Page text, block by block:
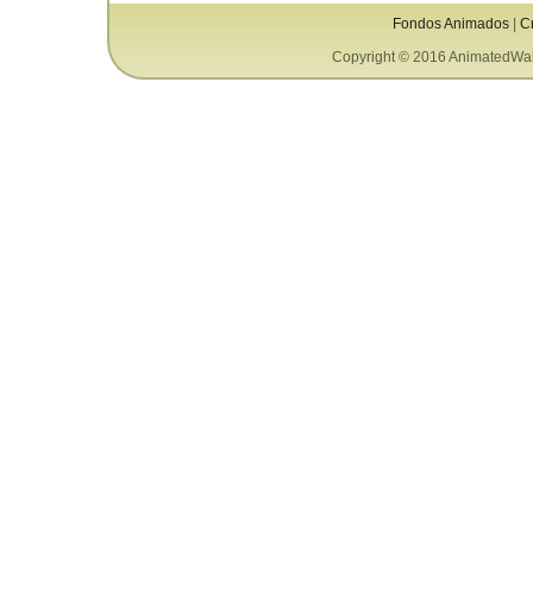
Fondos Animados |
Copyright © 2016